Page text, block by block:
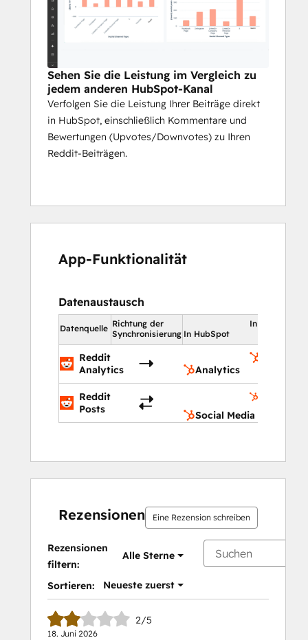
Sehen Sie die Leistung im Vergleich zu
jedem anderen HubSpot-Kanal
Verfolgen Sie die Leistung Ihrer Beiträge direkt
in HubSpot, einschließlich Kommentare und
Bewertungen (Upvotes/Downvotes) zu Ihren
Reddit-Beiträgen.
App-Funktionalität
Datenaustausch
Datenquelle Richtung der
Synchronisierung
In HubSpot
In HubSpot
Reddit
Analytics
Analytics
Reddit
Posts
Social Media
Rezensionen Eine Rezension schreiben
Rezensionen
filtern:
Alle Sterne
Sortieren: Neueste zuerst
2/5
18. Juni 2026